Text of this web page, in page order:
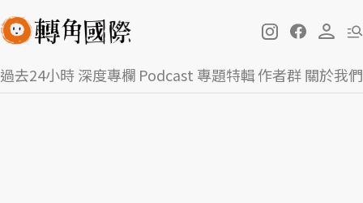
過去24小時深度專欄 Podcast 專題特輯作者群關於我們